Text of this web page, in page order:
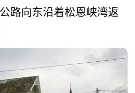
路向东沿着松恩峡湾返